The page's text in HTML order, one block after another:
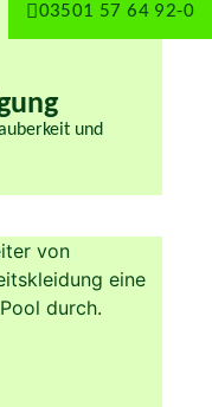
und
03501 57 64 92-0